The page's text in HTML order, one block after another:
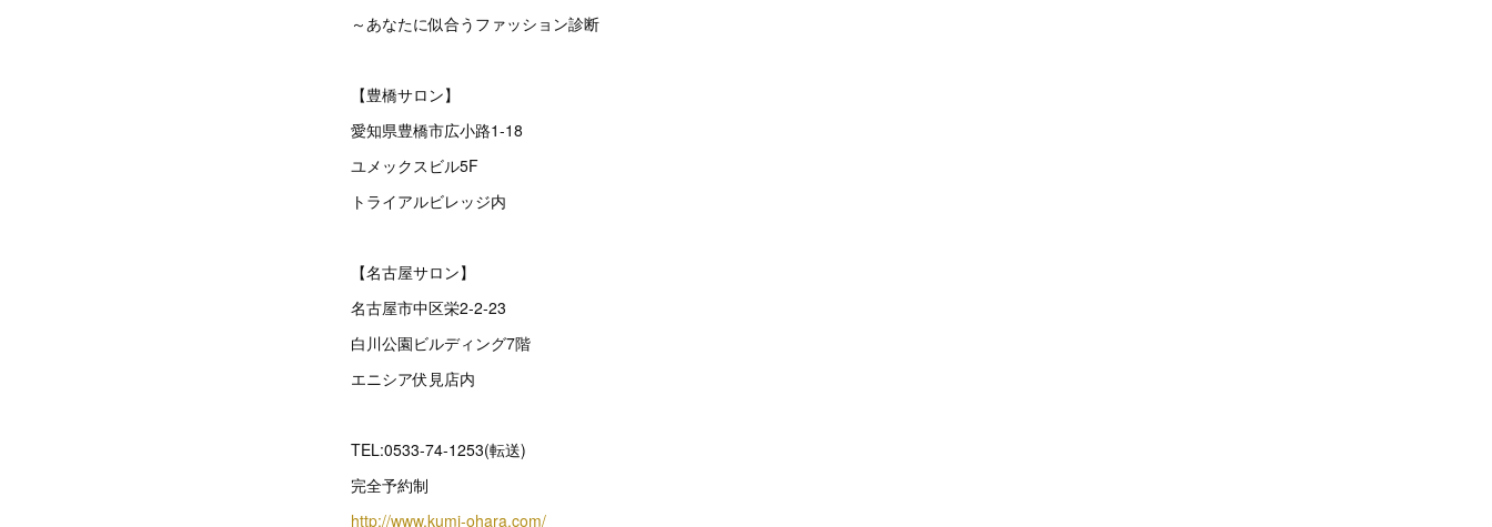
～あなたに似合うファッション診断
【豊橋サロン】
愛知県豊橋市広小路1-18
ユメックスビル5F
トライアルビレッジ内
【名古屋サロン】
名古屋市中区栄2‐2‐23
白川公園ビルディング7階
エニシア伏見店内
TEL:0533-74-1253(転送)
完全予約制
http://www.kumi-ohara.com/